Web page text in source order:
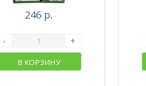
246 р.
- +
В КОРЗИНУ